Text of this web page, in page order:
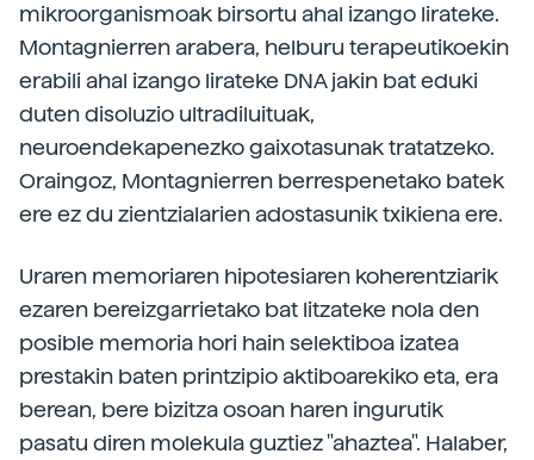
mikroorganismoak birsortu ahal izango lirateke.
Montagnierren arabera, helburu terapeutikoekin
erabili ahal izango lirateke DNA jakin bat eduki
duten disoluzio ultradiluituak,
neuroendekapenezko gaixotasunak tratatzeko.
Oraingoz, Montagnierren berrespenetako batek
ere ez du zientzialarien adostasunik txikiena ere.
Uraren memoriaren hipotesiaren koherentziarik
ezaren bereizgarrietako bat litzateke nola den
posible memoria hori hain selektiboa izatea
prestakin baten printzipio aktiboarekiko eta, era
berean, bere bizitza osoan haren ingurutik
pasatu diren molekula guztiez "ahaztea". Halaber,